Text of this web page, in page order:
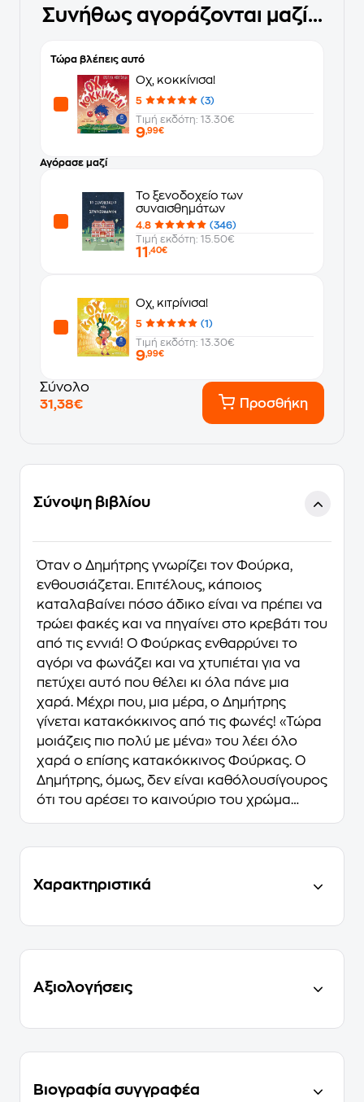
Συνήθως αγοράζονται μαζί...
Τώρα βλέπεις αυτό
Οχ, κοκκίνισα!
5
(3)
Τιμή εκδότη: 13.30€
9,99€
Αγόρασε μαζί
Το ξενοδοχείο των
συναισθημάτων
4.8
(346)
Τιμή εκδότη: 15.50€
11 ,40€
Οχ, κιτρίνισα!
5
(1)
Τιμή εκδότη: 13.30€
9,99€
Σύνολο
31,38€
Προσθήκη
Σύνοψη βιβλίου
Όταν ο Δημήτρης γνωρίζει τον Φούρκα,
ενθουσιάζεται. Επιτέλους, κάποιος
καταλαβαίνει πόσο άδικο είναι να πρέπει να
τρώει φακές και να πηγαίνει στο κρεβάτι του
από τις εννιά! Ο Φούρκας ενθαρρύνει το
αγόρι να φωνάζει και να χτυπιέται για να
πετύχει αυτό που θέλει κι όλα πάνε μια
χαρά. Μέχρι που, μια μέρα, ο Δημήτρης
γίνεται κατακόκκινος από τις φωνές! «Τώρα
μοιάζεις πιο πολύ με μένα» του λέει όλο
χαρά ο επίσης κατακόκκινος Φούρκας. Ο
Δημήτρης, όμως, δεν είναι καθόλουσίγουρος
ότι του αρέσει το καινούριο του χρώμα…
Χαρακτηριστικά
Αξιολογήσεις
Βιογραφία συγγραφέα